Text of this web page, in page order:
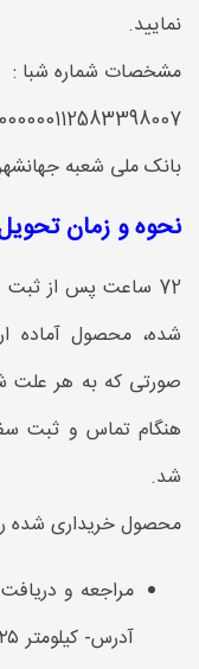
نمایید.
مشخصات شماره شبا :
بانک ملی شعبه جهانشهر
نحوه و زمان تحویل :
72 ساعت پس از ثبت
شده، محصول آماده
صورتی که به هر علت
هنگام تماس و ثبت
شد.
محصول خریداری شده را
مراجعه و دریافت